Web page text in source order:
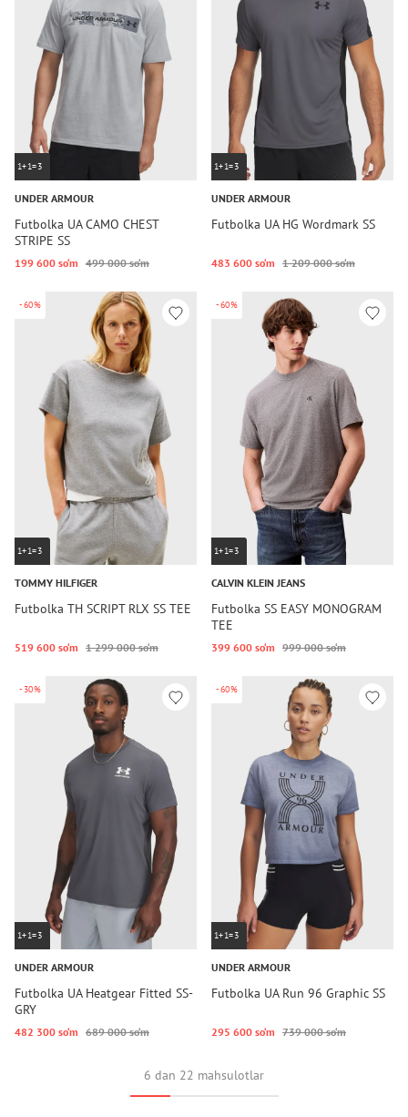
1+1=3
UNDER ARMOUR
Futbolka UA CAMO CHEST
STRIPE SS
199 600 so‘m 499 000 so‘m
1+1=3
UNDER ARMOUR
Futbolka UA HG Wordmark SS
483 600 so‘m 1 209 000 so‘m
-60%
1+1=3
TOMMY HILFIGER
Futbolka TH SCRIPT RLX SS TEE
519 600 so‘m 1 299 000 so‘m
-60%
1+1=3
CALVIN KLEIN JEANS
Futbolka SS EASY MONOGRAM
TEE
399 600 so‘m 999 000 so‘m
-30%
1+1=3
UNDER ARMOUR
Futbolka UA Heatgear Fitted SS-
GRY
482 300 so‘m 689 000 so‘m
-60%
1+1=3
UNDER ARMOUR
Futbolka UA Run 96 Graphic SS
295 600 so‘m 739 000 so‘m
6 dan 22 mahsulotlar